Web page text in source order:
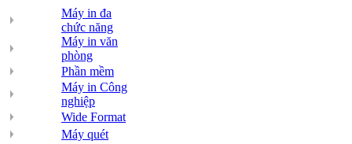
Máy in đa
chức năng
Máy in văn
phòng
Phần mềm
Máy in Công
nghiệp
Wide Format
Máy quét